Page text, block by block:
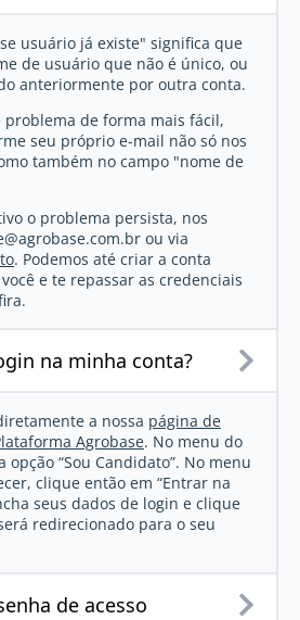
usuário já existe" significa que
de usuário que não é único, ou
anteriormente por outra conta.
problema de forma mais fácil,
seu próprio e-mail não só nos
também no campo "nome de
o problema persista, nos
ou via
. Podemos até criar a conta
e te repassar as credenciais
na minha conta?
a nossa página de
Agrobase. No menu do
opção “Sou Candidato”. No menu
clique então em “Entrar na
seus dados de login e clique
redirecionado para o seu
de acesso